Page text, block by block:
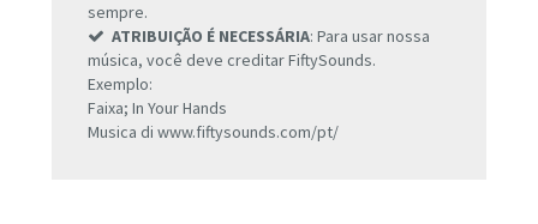
sempre.
ATRIBUIÇÃO É NECESSÁRIA: Para usar nossa
música, você deve creditar FiftySounds.
Exemplo:
Faixa; In Your Hands
Musica di www.fiftysounds.com/pt/